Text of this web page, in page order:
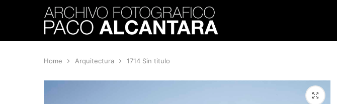
Home Arquitectura 1714 Sin titulo